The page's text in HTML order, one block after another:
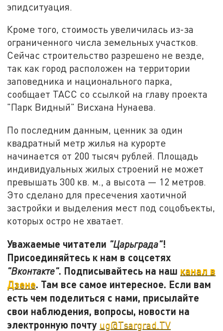
эпидситуация.
Кроме того, стоимость увеличилась из-за
ограниченного числа земельных участков.
Сейчас строительство разрешено не везде,
так как город расположен на территории
заповедника и национального парка,
сообщает ТАСС со ссылкой на главу проекта
"Парк Видный" Висхана Нунаева.
По последним данным, ценник за один
квадратный метр жилья на курорте
начинается от 200 тысяч рублей. Площадь
индивидуальных жилых строений не может
превышать 300 кв. м., а высота — 12 метров.
Это сделано для пресечения хаотичной
застройки и выделения мест под соцобъекты,
которых остро не хватает.
Уважаемые читатели "Царьграда"!
Присоединяйтесь к нам в соцсетях
"Вконтакте". Подписывайтесь на наш канал в
Дзене. Там все самое интересное. Если вам
есть чем поделиться с нами, присылайте
свои наблюдения, вопросы, новости на
электронную почту ug@Tsargrad.TV